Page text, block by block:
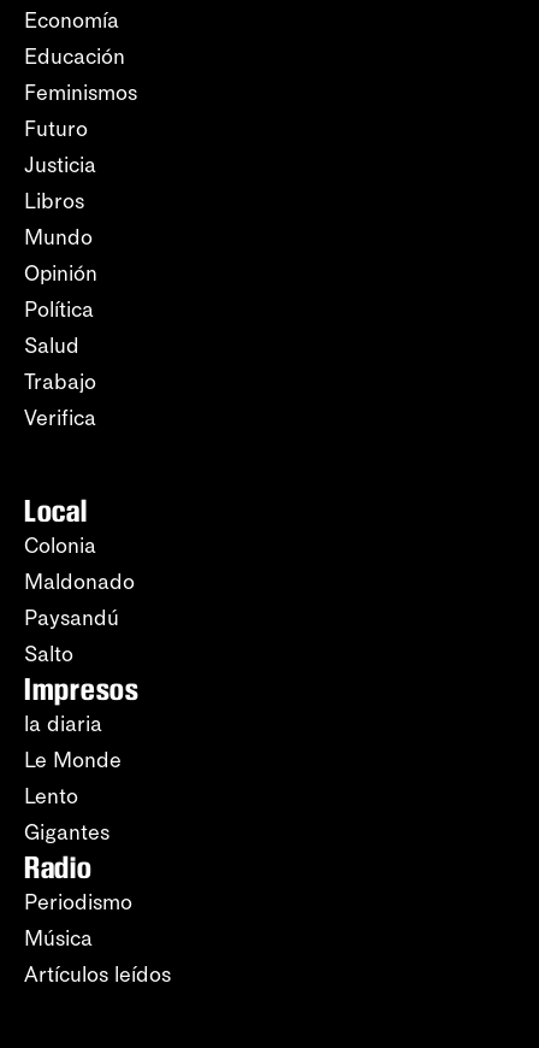
Economía
Educación
Feminismos
Futuro
Justicia
Libros
Mundo
Opinión
Política
Salud
Trabajo
Verifica
Local
Colonia
Maldonado
Paysandú
Salto
Impresos
la diaria
Le Monde
Lento
Gigantes
Radio
Periodismo
Música
Artículos leídos